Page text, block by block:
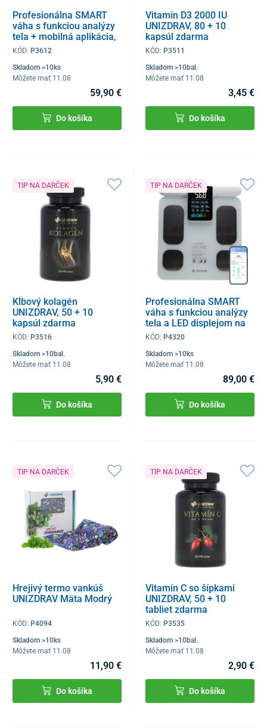
Profesionálna SMART
váha s funkciou analýzy
tela + mobilná aplikácia,
Bluetooth a LED displej
KÓD: P3612
Skladom >10ks
Môžete mať 11.08
59,90 €
Do košíka
Vitamín D3 2000 IU
UNIZDRAV, 80 + 10
kapsúl zdarma
KÓD: P3511
Skladom >10bal.
Môžete mať 11.08
3,45 €
Do košíka
TIP NA DARČEK
Kĺbový kolagén
UNIZDRAV, 50 + 10
kapsúl zdarma
KÓD: P3516
Skladom >10bal.
Môžete mať 11.08
5,90 €
Do košíka
TIP NA DARČEK
Profesionálna SMART
váha s funkciou analýzy
tela a LED displejom na
rukoväti + mobilná
KÓD: P4320
Skladom >10ks
Môžete mať 11.08
89,00 €
Do košíka
TIP NA DARČEK
Hrejivý termo vankúš
UNIZDRAV Mäta Modrý
KÓD: P4094
Skladom >10ks
Môžete mať 11.08
11,90 €
Do košíka
TIP NA DARČEK
Vitamín C so šípkami
UNIZDRAV, 50 + 10
tabliet zdarma
KÓD: P3535
Skladom >10bal.
Môžete mať 11.08
2,90 €
Do košíka